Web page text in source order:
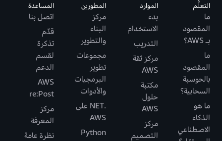
التعلُّم
ما
المقصود
بـ AWS؟
ما
المقصود
بالحوسبة
السحابية؟
ما هو
الذكاء
الاصطناعي
الموارد
بدء
الاستخدام
التدريب
مركز ثقة
AWS
مكتبة
حلول
AWS
مركز
التصميم
المطورين
مركز
البناء
والتطوير
مجموعات
تطوير
البرمجيات
والأدوات
.NET على
AWS
Python
المساعدة
اتصل بنا
قدّم
تذكرة
لقسم
الدعم
AWS
re:Post
مركز
المعرفة
نظرة عامة